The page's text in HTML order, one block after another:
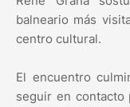
balneario más
centro cultural.
El encuentro
seguir en contacto